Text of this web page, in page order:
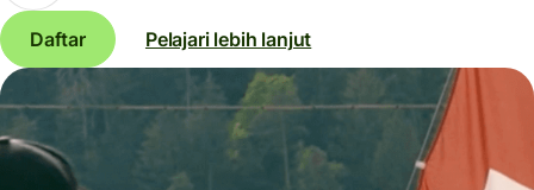
Daftar Pelajari lebih lanjut